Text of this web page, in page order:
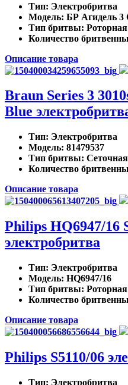
Тип: Электробритва
Модель: БР Агидель 3
Тип бритвы: Роторная
Количество
Описание товара
Braun Series 3
Blue
Тип: Электробритва
Модель: 81479537
Тип бритвы: Сеточная
Количество
Описание товара
Philips HQ6947/16
электробритва
Тип: Электробритва
Модель: HQ6947/16
Тип бритвы: Роторная
Количество
Описание товара
Philips S5110/06
Тип: Электробритва